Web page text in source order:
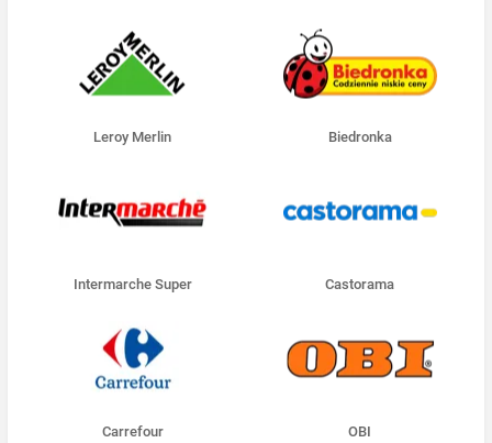
Leroy Merlin Biedronka
Intermarche Super Castorama
Carrefour OBI